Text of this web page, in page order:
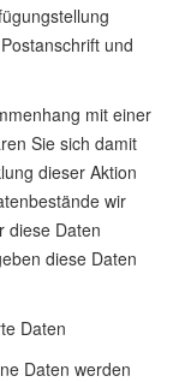
und
mit einer
Sie sich damit
dieser Aktion
wir
diese Daten
diese Daten
Daten
Daten werden